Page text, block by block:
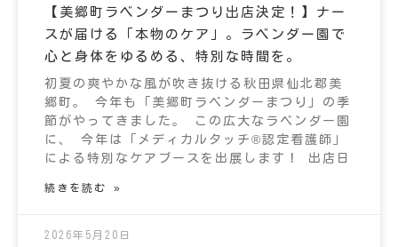
【美郷町ラベンダーまつり出店決定！】ナー
スが届ける「本物のケア」。ラベンダー園で
心と身体をゆるめる、特別な時間を。
初夏の爽やかな風が吹き抜ける秋田県仙北郡美
郷町。 今年も「美郷町ラベンダーまつり」の季
節がやってきました。 この広大なラベンダー園
に、 今年は「メディカルタッチ®︎認定看護師」
による特別なケアブースを出展します！ 出店日
続きを読む »
2026年5月20日